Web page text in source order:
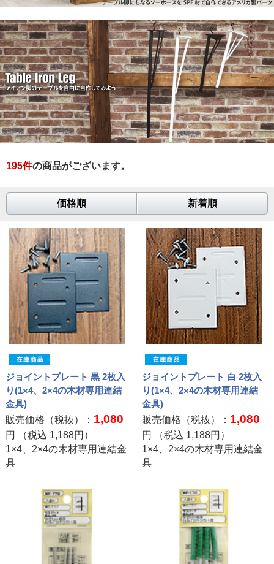
195件の商品がございます。
価格順 新着順
ジョイントプレート 黒 2枚入
り(1×4、2×4の木材専用連結
金具)
販売価格（税抜）： 1,080
円 （税込 1,188円）
1×4、2×4の木材専用連結金
具
ジョイントプレート 白 2枚入
り(1×4、2×4の木材専用連結
金具)
販売価格（税抜）： 1,080
円 （税込 1,188円）
1×4、2×4の木材専用連結金
具